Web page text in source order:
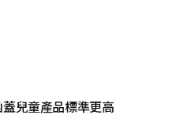
兒童產品標準更高